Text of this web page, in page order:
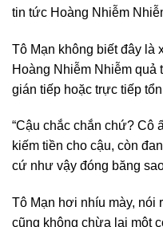
tin tức Hoàng Nhiễm
Tô Mạn không biết đây là
Hoàng Nhiễm Nhiễm quả
gián tiếp hoặc trực tiếp
“Cậu chắc chắn chứ? Cô
kiếm tiền cho cậu, còn
cứ như vậy đóng băng
Tô Mạn hơi nhíu mày, nói
cũng không chừa lại một